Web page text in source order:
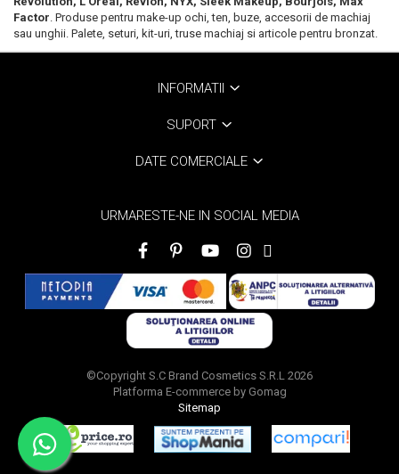
Factor. Produse pentru make-up ochi, ten, buze, accesorii de machiaj
sau unghii. Palete, seturi, kit-uri, truse machiaj si articole pentru bronzat.
INFORMATII
SUPORT
DATE COMERCIALE
URMARESTE-NE IN SOCIAL MEDIA
©Copyright S.C Brand Cosmetics S.R.L 2026
Platforma E-commerce by Gomag
Sitemap